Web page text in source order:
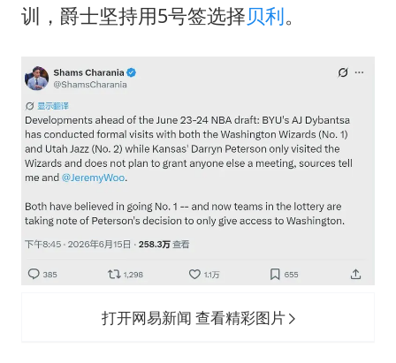
训，爵士坚持用5号签选择贝利。
打开网易新闻 查看精彩图片